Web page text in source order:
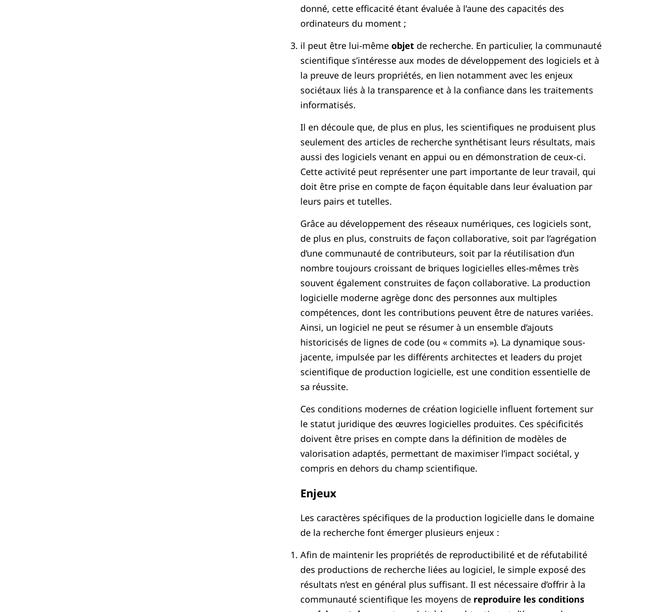
donné, cette efficacité étant évaluée à l’aune des capacités des
ordinateurs du moment ;
il peut être lui-même objetde recherche. En particulier, la communauté
scientifique s’intéresse aux modes de développement des logiciels et à
la preuve de leurs propriétés, en lien notamment avec les enjeux
sociétaux liés à la transparence et à la confiance dans les traitements
informatisés.
Il en découle que, de plus en plus, les scientifiques ne produisent plus
seulement des articles de recherche synthétisant leurs résultats, mais
aussi des logiciels venant en appui ou en démonstration de ceux-ci.
Cette activité peut représenter une part importante de leur travail, qui
doit être prise en compte de façon équitable dans leur évaluation par
leurs pairs et tutelles.
Grâce au développement des réseaux numériques, ces logiciels sont,
de plus en plus, construits de façon collaborative, soit par l’agrégation
d’une communauté de contributeurs, soit par la réutilisation d’un
nombre toujours croissant de briques logicielles elles-mêmes très
souvent également construites de façon collaborative. La production
logicielle moderne agrège donc des personnes aux multiples
compétences, dont les contributions peuvent être de natures variées.
Ainsi, un logiciel ne peut se résumer à un ensemble d’ajouts
historicisés de lignes de code (ou « commits »). La dynamique sous-
jacente, impulsée par les différents architectes et leaders du projet
scientifique de production logicielle, est une condition essentielle de
sa réussite.
Ces conditions modernes de création logicielle influent fortement sur
le statut juridique des œuvres logicielles produites. Ces spécificités
doivent être prises en compte dans la définition de modèles de
valorisation adaptés, permettant de maximiser l’impact sociétal, y
compris en dehors du champ scientifique.
Enjeux
Les caractères spécifiques de la production logicielle dans le domaine
de la recherche font émerger plusieurs enjeux :
Afin de maintenir les propriétés de reproductibilité et de réfutabilité
des productions de recherche liées au logiciel, le simple exposé des
résultats n’est en général plus suffisant. Il est nécessaire d’offrir à la
communauté scientifique les moyens de reproduire les conditions